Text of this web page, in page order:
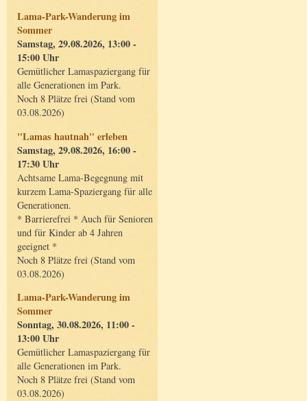
Lama-Park-Wanderung im
Sommer
Samstag, 29.08.2026, 13:00 -
15:00 Uhr
Gemütlicher Lamaspaziergang für
alle Generationen im Park.
Noch 8 Plätze frei (Stand vom
03.08.2026)
"Lamas hautnah" erleben
Samstag, 29.08.2026, 16:00 -
17:30 Uhr
Achtsame Lama-Begegnung mit
kurzem Lama-Spaziergang für alle
Generationen.
* Barrierefrei * Auch für Senioren
und für Kinder ab 4 Jahren
geeignet *
Noch 8 Plätze frei (Stand vom
03.08.2026)
Lama-Park-Wanderung im
Sommer
Sonntag, 30.08.2026, 11:00 -
13:00 Uhr
Gemütlicher Lamaspaziergang für
alle Generationen im Park.
Noch 8 Plätze frei (Stand vom
03.08.2026)